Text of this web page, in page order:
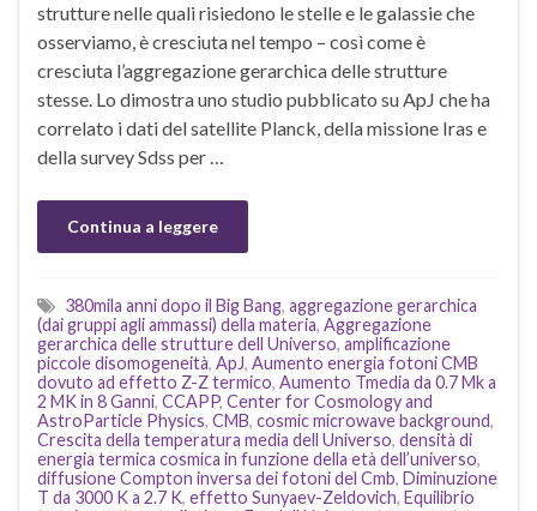
strutture nelle quali risiedono le stelle e le galassie che
osserviamo, è cresciuta nel tempo – così come è
cresciuta l’aggregazione gerarchica delle strutture
stesse. Lo dimostra uno studio pubblicato su ApJ che ha
correlato i dati del satellite Planck, della missione Iras e
della survey Sdss per …
Continua a leggere
380mila anni dopo il Big Bang, aggregazione gerarchica
(dai gruppi agli ammassi) della materia, Aggregazione
gerarchica delle strutture dell Universo, amplificazione
piccole disomogeneità, ApJ, Aumento energia fotoni CMB
dovuto ad effetto Z-Z termico, Aumento Tmedia da 0.7 Mk a
2 MK in 8 Ganni, CCAPP, Center for Cosmology and
AstroParticle Physics, CMB, cosmic microwave background,
Crescita della temperatura media dell Universo, densità di
energia termica cosmica in funzione della età dell’universo,
diffusione Compton inversa dei fotoni del Cmb, Diminuzione
T da 3000 K a 2.7 K, effetto Sunyaev-Zeldovich, Equilibrio